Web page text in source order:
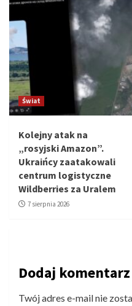
Świat
Kolejny atak na
„rosyjski Amazon”.
Ukraińcy zaatakowali
centrum logistyczne
Wildberries za Uralem
7 sierpnia 2026
Dodaj komentarz
Twój adres e-mail nie